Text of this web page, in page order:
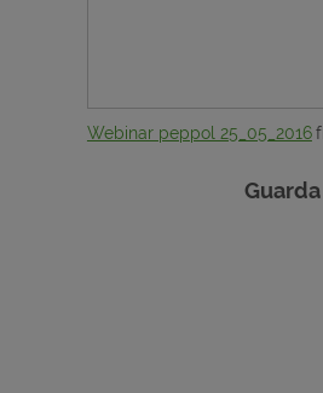
Webinar peppol 25_05_2016